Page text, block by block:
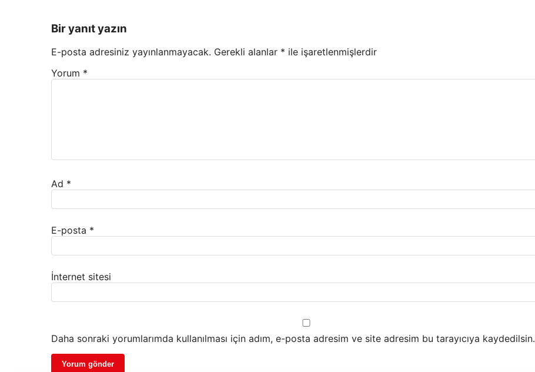
Bir yanıt yazın
E-posta adresiniz yayınlanmayacak. Gerekli alanlar * ile işaretlenmişlerdir
Yorum *
Ad *
E-posta *
İnternet sitesi
Daha sonraki yorumlarımda kullanılması için adım, e-posta adresim ve site adresim bu tarayıcıya kaydedilsin.